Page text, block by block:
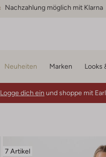
Nachzahlung möglich mit Klarna
Neuheiten Marken Looks
Logge dich ein und shoppe mit
7 Artikel